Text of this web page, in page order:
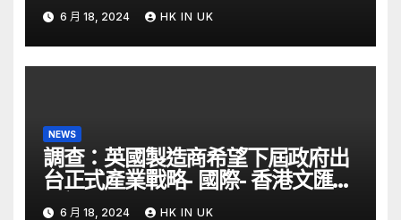
6 月 18, 2024 HK IN UK
NEWS
調查：英國製造商希望下屆政府出
台正式產業戰略- 國際- 香港文匯網
– 文匯報
6 月 18, 2024 HK IN UK